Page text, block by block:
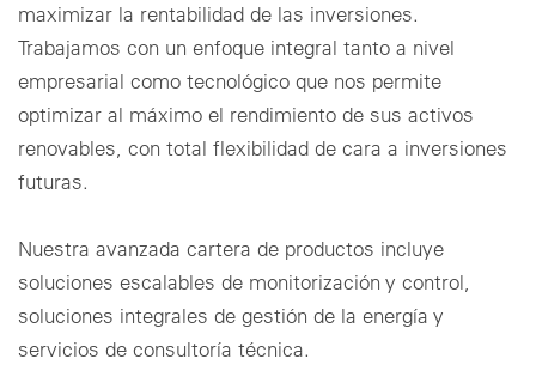
maximizar la rentabilidad de las inversiones.
Trabajamos con un enfoque integral tanto a nivel
empresarial como tecnológico que nos permite
optimizar al máximo el rendimiento de sus activos
renovables, con total flexibilidad de cara a inversiones
futuras.
Nuestra avanzada cartera de productos incluye
soluciones escalables de monitorización y control,
soluciones integrales de gestión de la energía y
servicios de consultoría técnica.